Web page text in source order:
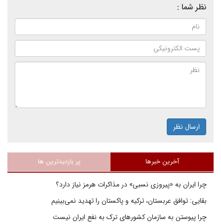
نظر شما :
ارسال نظر
آخرین خبرها پر بازدیدترین ها
چرا ایران به «پیروزی نسبی» در مذاکرات هرمز نیاز دارد؟
بقایی: توافق عربستان، ترکیه و پاکستان را تهدید نمی‌بینیم
چرا پیوستن به سازمان کشورهای ترک به نفع ایران نیست